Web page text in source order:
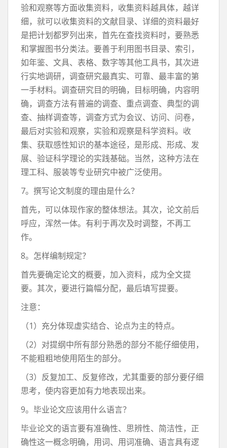
验和观察等方面收集资料，收集资料越具体，越详
细，就可以收集资料的文献目录、详细的资料最好
是把计划都罗列出来，首先在查找资料时，要熟悉
和掌握图书分类法。要善于利用图书目录、索引，
如年鉴、文具、表格、数字等其他工具书，其次进
行实地调研，调查研究最真实、可靠、最丰富的第
一手材料。调查研究目的明确，目标明确，内容明
确，调查方法有普遍的调查、重点调查、典型的调
查、抽样调查等，调查方式为会议、访问、问卷，
最后对实验和观察，实验和观察是科学资料。收
集、获取感性知识的基本途径，是形成、形成、发
展、验证科学理论的实践基础。当然，这种方法在
理工科、服装等专业研究中被广泛使用。
7。撰写论文制度的理由是什么？
首先，可以体现作家的整体想法。其次，论文前后
呼应，浑然一体。有利于再次及时调整，不再工
作。
8。怎样编制规定？
首先要确定论文的概要，加入资料，成为全文提
要。其次，要进行篇幅分配，最后填写提要。
注意：
（1）充分体现虚实结合、论点为主的特点。
（2）对提纲中所有部分熟悉的部分不能仔细使用，
不能粗粗地使用陌生的部分。
（3）反复加工、反复修改，尤其重要的部分要仔细
思考，使内容更加有力地表现出来。
9。毕业论文应该用什么语言？
毕业论文的语言要有准确性、思辨性、简洁性，正
确性这一概念明确，用词、用词准确、语言具有逻